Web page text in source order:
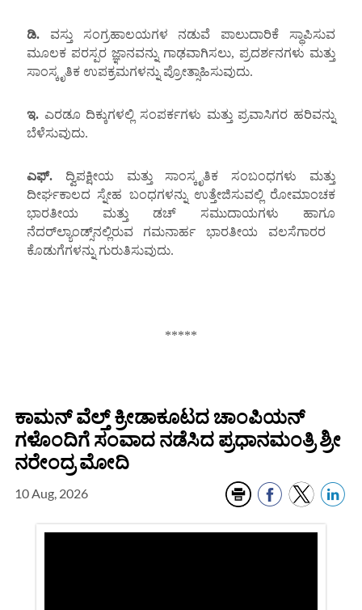
ಡಿ.ವಸ್ತು ಸಂಗ್ರಹಾಲಯಗಳ ನಡುವೆ ಪಾಲುದಾರಿಕೆ ಸ್ಥಾಪಿಸುವ
ಮೂಲಕ ಪರಸ್ಪರ ಜ್ಞಾನವನ್ನು ಗಾಢವಾಗಿಸಲು, ಪ್ರದರ್ಶನಗಳು ಮತ್ತು
ಸಾಂಸ್ಕೃತಿಕ ಉಪಕ್ರಮಗಳನ್ನು ಪ್ರೋತ್ಸಾಹಿಸುವುದು.
ಇ.ಎರಡೂ ದಿಕ್ಕುಗಳಲ್ಲಿ ಸಂಪರ್ಕಗಳು ಮತ್ತು ಪ್ರವಾಸಿಗರ ಹರಿವನ್ನು
ಬೆಳೆಸುವುದು.
ಎಫ್.ದ್ವಿಪಕ್ಷೀಯ ಮತ್ತು ಸಾಂಸ್ಕೃತಿಕ ಸಂಬಂಧಗಳು ಮತ್ತು
ದೀರ್ಘಕಾಲದ ಸ್ನೇಹ ಬಂಧಗಳನ್ನು ಉತ್ತೇಜಿಸುವಲ್ಲಿ ರೋಮಾಂಚಕ
ಭಾರತೀಯ ಮತ್ತು ಡಚ್ ಸಮುದಾಯಗಳು ಹಾಗೂ
ನೆದರ್‌ಲ್ಯಾಂಡ್ಸ್‌ನಲ್ಲಿರುವ ಗಮನಾರ್ಹ ಭಾರತೀಯ ವಲಸೆಗಾರರ ​​
ಕೊಡುಗೆಗಳನ್ನು ಗುರುತಿಸುವುದು.
*****
ಕಾಮನ್‌ ವೆಲ್ತ್ ಕ್ರೀಡಾಕೂಟದ ಚಾಂಪಿಯನ್
ಗಳೊಂದಿಗೆ ಸಂವಾದ ನಡೆಸಿದ ಪ್ರಧಾನಮಂತ್ರಿ ಶ್ರೀ
ನರೇಂದ್ರ ಮೋದಿ
10 Aug, 2026